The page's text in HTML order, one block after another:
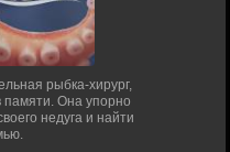
рыбка-хирург,
Она упорно
недуга и найти